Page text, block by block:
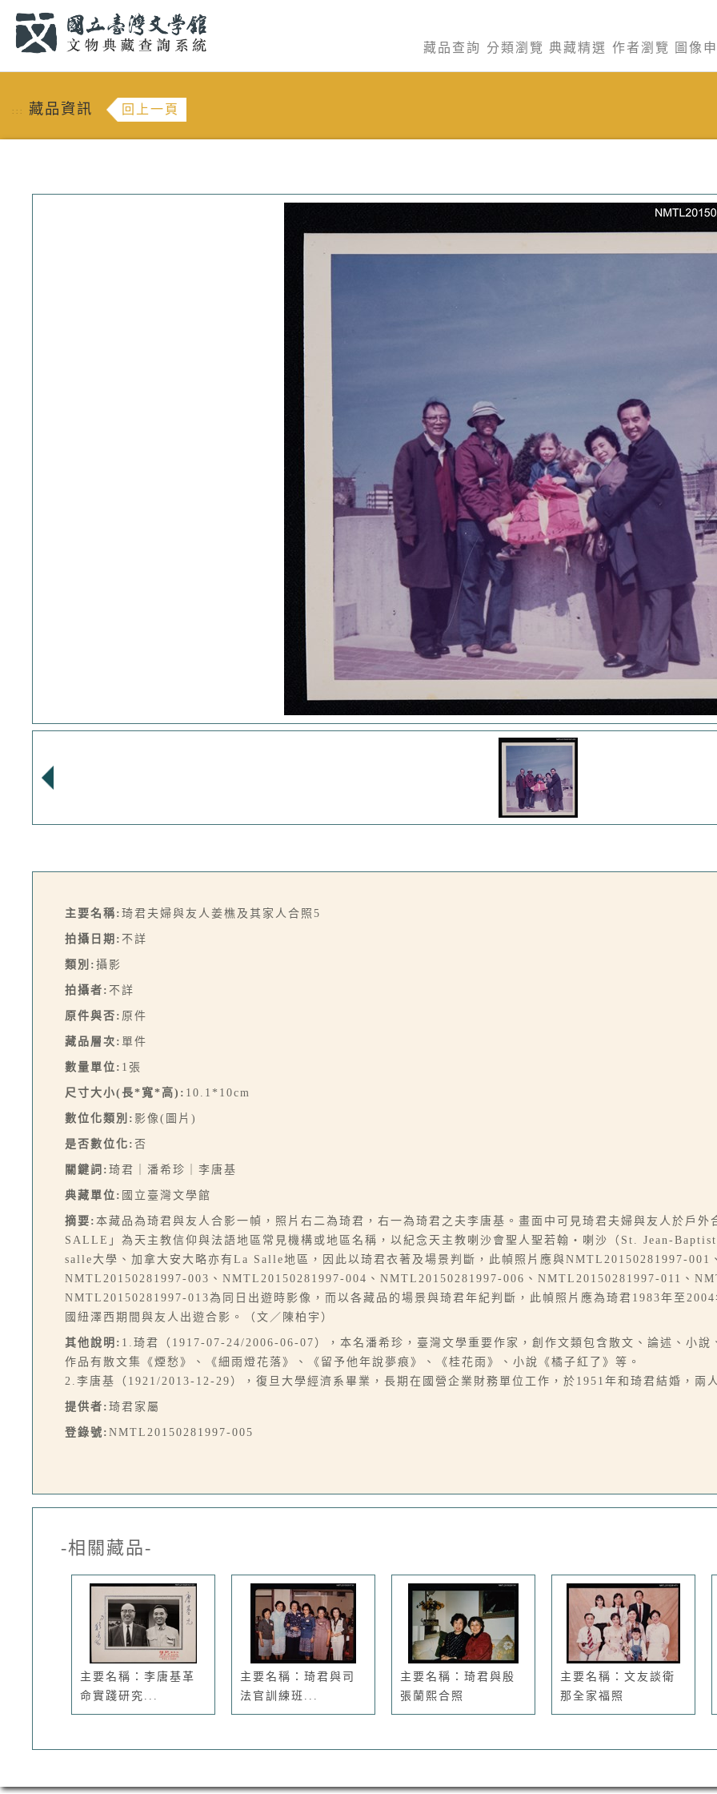
藏品查詢 分類瀏覽 典藏精選 作者瀏覽 圖像
::: 藏品資訊 回上一頁
主要名稱: 琦君夫婦與友人姜樵及其家人合照5
拍攝日期: 不詳
類別: 攝影
拍攝者: 不詳
原件與否: 原件
藏品層次: 單件
數量單位: 1張
尺寸大小(長*寬*高): 10.1*10cm
數位化類別: 影像(圖片)
是否數位化: 否
關鍵詞: 琦君｜潘希珍｜李唐基
典藏單位: 國立臺灣文學館
摘要: 本藏品為琦君與友人合影一幀，照片右二為琦君，右一為琦君之夫李唐基。畫面中可見琦君夫婦與友人於戶
SALLE」為天主教信仰與法語地區常見機構或地區名稱，以紀念天主教喇沙會聖人聖若翰‧喇沙（St. Jean-
salle大學、加拿大安大略亦有La Salle地區，因此以琦君衣著及場景判斷，此幀照片應與NMTL20150281997-
NMTL20150281997-003、NMTL20150281997-004、NMTL20150281997-006、NMTL20150281997-011、
NMTL20150281997-013為同日出遊時影像，而以各藏品的場景與琦君年紀判斷，此幀照片應為琦君1983年至
國紐澤西期間與友人出遊合影。（文／陳柏宇）
其他說明: 1.琦君（1917-07-24/2006-06-07），本名潘希珍，臺灣文學重要作家，創作文類包含散文、論述、小說
作品有散文集《煙愁》、《細雨燈花落》、《留予他年說夢痕》、《桂花雨》、小說《橘子紅了》等。
2.李唐基（1921/2013-12-29），復旦大學經濟系畢業，長期在國營企業財務單位工作，於1951年和琦君結婚，兩
提供者: 琦君家屬
登錄號: NMTL20150281997-005
-相關藏品-
主要名稱：李唐基革
命實踐研究...
主要名稱：琦君與司
法官訓練班...
主要名稱：琦君與殷
張蘭熙合照
主要名稱：文友談衛
那全家福照